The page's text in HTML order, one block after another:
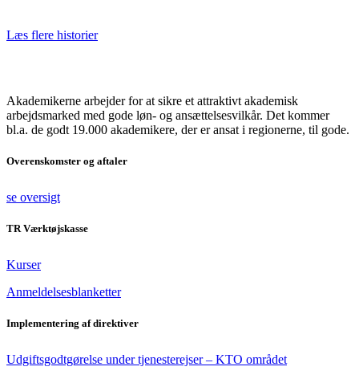
Læs flere historier
Akademikerne arbejder for at sikre et attraktivt akademisk
arbejdsmarked med gode løn- og ansættelsesvilkår. Det kommer
bl.a. de godt 19.000 akademikere, der er ansat i regionerne, til gode.
Overenskomster og aftaler
se oversigt
TR Værktøjskasse
Kurser
Anmeldelsesblanketter
Implementering af direktiver
Udgiftsgodtgørelse under tjenesterejser – KTO området